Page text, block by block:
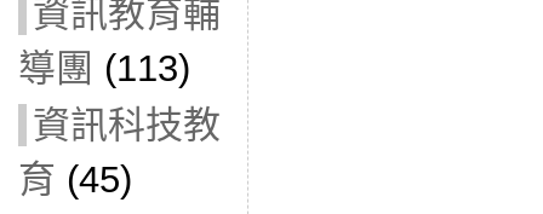
資訊教育輔
導團 (113)
資訊科技教
育 (45)